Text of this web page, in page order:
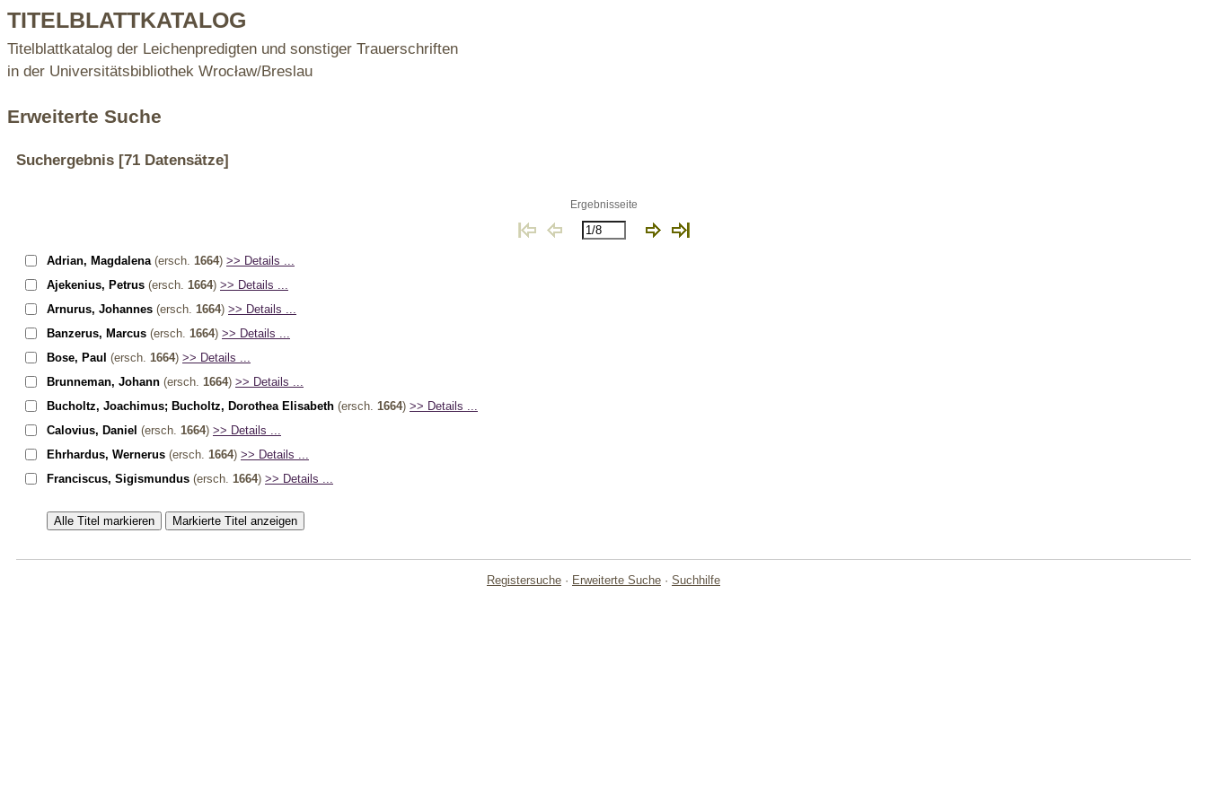
TITELBLATTKATALOG
Titelblattkatalog der Leichenpredigten und sonstiger Trauerschriften
in der Universitätsbibliothek Wrocław/Breslau
Erweiterte Suche
Suchergebnis [71 Datensätze]
Ergebnisseite
Adrian, Magdalena (ersch. 1664) >> Details ...
Ajekenius, Petrus (ersch. 1664) >> Details ...
Arnurus, Johannes (ersch. 1664) >> Details ...
Banzerus, Marcus (ersch. 1664) >> Details ...
Bose, Paul (ersch. 1664) >> Details ...
Brunneman, Johann (ersch. 1664) >> Details ...
Bucholtz, Joachimus; Bucholtz, Dorothea Elisabeth (ersch. 1664) >> Details ...
Calovius, Daniel (ersch. 1664) >> Details ...
Ehrhardus, Wernerus (ersch. 1664) >> Details ...
Franciscus, Sigismundus (ersch. 1664) >> Details ...
Registersuche · Erweiterte Suche · Suchhilfe